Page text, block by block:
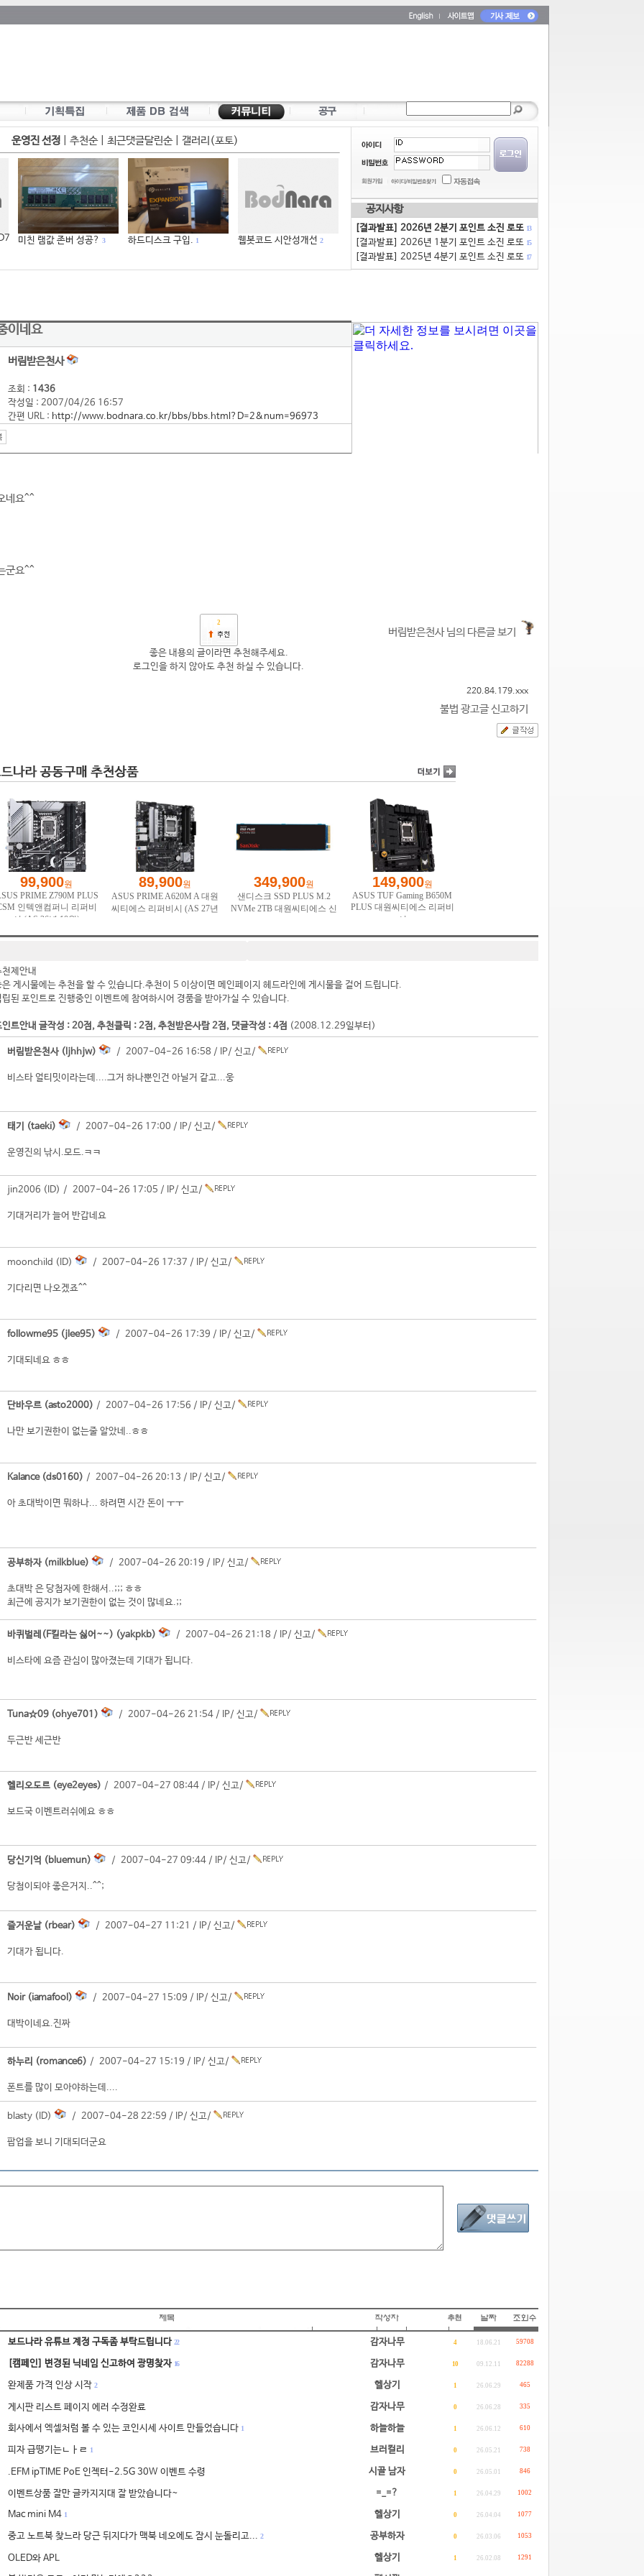
운영진 선정 추천순| 최근댓글달린순| 갤러리(포토)
미친 램값 존버 성공? 3 하드디스크 구입. 1 웹봇코드 시안성개선 2
공지사항
[결과발표] 2026년 2분기 포인트 소진 로또 13
[결과발표] 2026년 1분기 포인트 소진 로또 15
[결과발표] 2025년 4분기 포인트 소진 로또 17
이네요
버림받은천사
조회 : 1436
작성일 : 2007/04/26 16:57
간편 URL : http://www.bodnara.co.kr/bbs/bbs.html?D=2&num=96973
네요^^
군요^^
2
버림받은천사 님의 다른글 보기
좋은 내용의 글이라면 추천해주세요.
로그인을 하지 않아도 추천 하실 수 있습니다.
220.84.179.xxx
불법 광고글 신고하기
천제안내
은 게시물에는 추천을 할 수 있습니다.추천이 5 이상이면 메인페이지 헤드라인에 게시물을 걸어 드립니다.
립된 포인트로 진행중인 이벤트에 참여하시어 경품을 받아가실 수 있습니다.
인트안내 글작성 : 20점, 추천클릭 : 2점, 추천받은사람 2점, 댓글작성 : 4점 (2008.12.29일부터)
버림받은천사 (ljhhjw) / 2007-04-26 16:58 / IP/ 신고/
비스타 얼티밋이라는데....그거 하나뿐인건 아닐거 같고...웅
태기 (taeki) / 2007-04-26 17:00 / IP/ 신고/
운영진의 낚시.모드.ㅋㅋ
jin2006 (ID) / 2007-04-26 17:05 / IP/ 신고/
기대거리가 늘어 반갑네요
moonchild (ID) / 2007-04-26 17:37 / IP/ 신고/
기다리면 나오겠죠^^
followme95 (jlee95) / 2007-04-26 17:39 / IP/ 신고/
기대되네요 ㅎㅎ
단바우르 (asto2000) / 2007-04-26 17:56 / IP/ 신고/
나만 보기권한이 없는줄 알았네..ㅎㅎ
Kalance (ds0160) / 2007-04-26 20:13 / IP/ 신고/
아 초대박이면 뭐하나... 하려면 시간 돈이 ㅜㅜ
공부하자 (milkblue) / 2007-04-26 20:19 / IP/ 신고/
초대박 은 당첨자에 한해서..;;; ㅎㅎ
최근에 공지가 보기권한이 없는 것이 많네요.;;
바퀴벌레(F킬라는 싫어~~) (yakpkb) / 2007-04-26 21:18 / IP/ 신고/
비스타에 요즘 관심이 많아졌는데 기대가 됩니다.
Tuna☆09 (ohye701) / 2007-04-26 21:54 / IP/ 신고/
두근반 세근반
헬리오도르 (eye2eyes) / 2007-04-27 08:44 / IP/ 신고/
보드국 이벤트러쉬에요 ㅎㅎ
당신기억 (bluemun) / 2007-04-27 09:44 / IP/ 신고/
당첨이되야 좋은거지..^^;
즐거운날 (rbear) / 2007-04-27 11:21 / IP/ 신고/
기대가 됩니다.
Noir (iamafool) / 2007-04-27 15:09 / IP/ 신고/
대박이네요.진짜
하누리 (romance6) / 2007-04-27 15:19 / IP/ 신고/
폰트를 많이 모아야하는데....
blasty (ID) / 2007-04-28 22:59 / IP/ 신고/
팝업을 보니 기대되더군요
보드나라 유튜브 계정 구독좀 부탁드립니다 22 감자나무 4 18.06.21 59708
[캠페인] 변경된 닉네임 신고하여 광명찾자 16 감자나무 10 09.12.11 82288
완제품 가격 인상 시작 2 헬상기 1 26.06.29 465
게시판 리스트 페이지 에러 수정완료 감자나무 0 26.06.28 335
회사에서 엑셀처럼 볼 수 있는 코인시세 사이트 만들었습니다 1 하늘하늘 1 26.06.12 610
피자 급땡기는ㄴㅏㄹ 1 브러컬리 0 26.05.21 738
.EFM ipTIME PoE 인젝터-2.5G 30W 이벤트 수령 시골 남자 0 26.05.01 846
이벤트상품 잘만 글카지지대 잘 받았습니다~ =_=? 1 26.04.29 1002
Mac mini M4 1 헬상기 0 26.04.04 1077
중고 노트북 찾느라 당근 뒤지다가 맥북 네오에도 잠시 눈돌리고... 2 공부하자 0 26.03.06 1053
OLED와 APL 헬상기 1 26.02.08 1291